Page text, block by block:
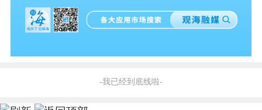
-我已经到底线啦-